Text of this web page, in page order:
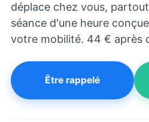
déplace chez vous,
séance d'une heure
votre mobilité. 44 € après
Être rappelé